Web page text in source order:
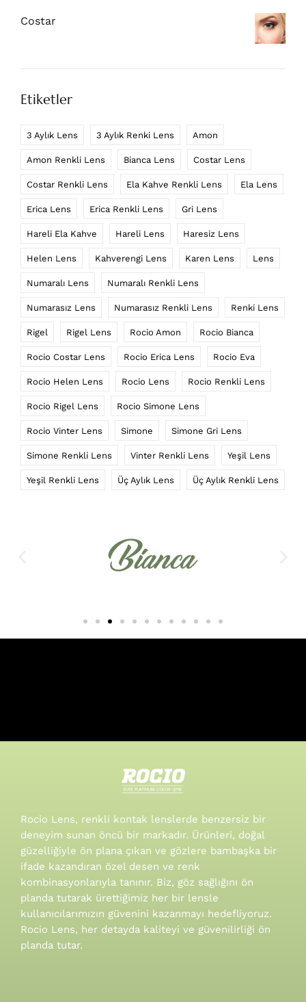
Costar
Etiketler
3 Aylık Lens 3 Aylık Renki Lens Amon
Amon Renkli Lens Bianca Lens Costar Lens
Costar Renkli Lens Ela Kahve Renkli Lens Ela Lens
Erica Lens Erica Renkli Lens Gri Lens
Hareli Ela Kahve Hareli Lens Haresiz Lens
Helen Lens Kahverengi Lens Karen Lens Lens
Numaralı Lens Numaralı Renkli Lens
Numarasız Lens Numarasız Renkli Lens Renki Lens
Rigel Rigel Lens Rocio Amon Rocio Bianca
Rocio Costar Lens Rocio Erica Lens Rocio Eva
Rocio Helen Lens Rocio Lens Rocio Renkli Lens
Rocio Rigel Lens Rocio Simone Lens
Rocio Vinter Lens Simone Simone Gri Lens
Simone Renkli Lens Vinter Renkli Lens Yeşil Lens
Yeşil Renkli Lens Üç Aylık Lens Üç Aylık Renkli Lens
Rocio Lens, renkli kontak lenslerde benzersiz bir
deneyim sunan öncü bir markadır. Ürünleri, doğal
güzelliğiyle ön plana çıkan ve gözlere bambaşka bir
ifade kazandıran özel desen ve renk
kombinasyonlarıyla tanınır. Biz, göz sağlığını ön
planda tutarak ürettiğimiz her bir lensle
kullanıcılarımızın güvenini kazanmayı hedefliyoruz.
Rocio Lens, her detayda kaliteyi ve güvenilirliği ön
planda tutar.